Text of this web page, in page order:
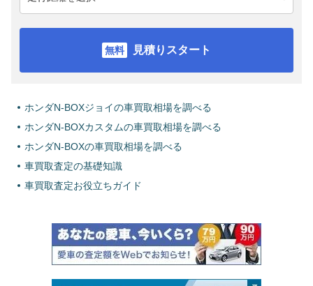
見積りスタート
ホンダN-BOXジョイの車買取相場を調べる
ホンダN-BOXカスタムの車買取相場を調べる
ホンダN-BOXの車買取相場を調べる
車買取査定の基礎知識
車買取査定お役立ちガイド